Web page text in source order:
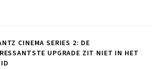
CINEMA SERIES 2: DE
UPGRADE ZIT NIET IN HET